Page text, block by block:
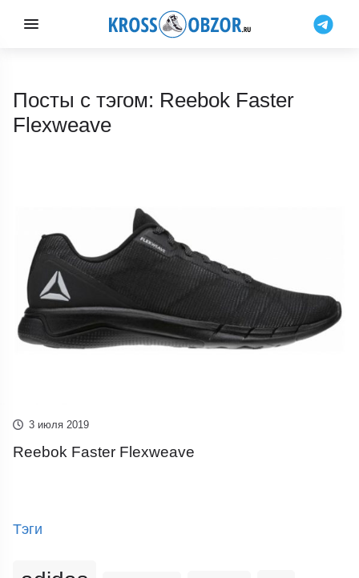
Посты с тэгом: Reebok Faster
Flexweave
3 июля 2019
Reebok Faster Flexweave
Тэги